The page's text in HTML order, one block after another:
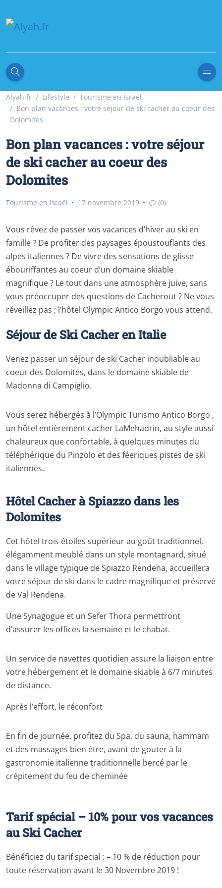
Alyah.fr Lifestyle
Tourisme en Israël
Bon plan vacances : votre séjour de ski cacher au coeur des
Dolomites
Bon plan vacances : votre séjour
de ski cacher au coeur des
Dolomites
Tourisme en Israël 17 novembre 2019 (0)
Vous rêvez de passer vos vacances d’hiver au ski en
famille ? De profiter des paysages époustouflants des
alpes italiennes ? De vivre des sensations de glisse
ébouriffantes au coeur d’un domaine skiable
magnifique ? Le tout dans une atmosphère juive, sans
vous préoccuper des questions de Cacherout ? Ne vous
réveillez pas ; l’hôtel Olympic Antico Borgo vous attend.
Séjour de Ski Cacher en Italie
Venez passer un séjour de ski Cacher inoubliable au
coeur des Dolomites, dans le domaine skiable de
Madonna di Campiglio.
Vous serez hébergés à l’Olympic Turismo Antico Borgo ,
un hôtel entièrement cacher LaMehadrin, au style aussi
chaleureux que confortable, à quelques minutes du
téléphérique du Pinzolo et des féeriques pistes de ski
italiennes.
Hôtel Cacher à Spiazzo dans les
Dolomites
Cet hôtel trois étoiles supérieur au goût traditionnel,
élégamment meublé dans un style montagnard, situé
dans le village typique de Spiazzo Rendena, accueillera
votre séjour de ski dans le cadre magnifique et préservé
de Val Rendena.
Une Synagogue et un Sefer Thora permettront
d’assurer les offices la semaine et le chabat.
Un service de navettes quotidien assure la liaison entre
votre hébergement et le domaine skiable à 6/7 minutes
de distance.
Après l’effort, le réconfort
En fin de journée, profitez du Spa, du sauna, hammam
et des massages bien être, avant de gouter à la
gastronomie italienne traditionnelle bercé par le
crépitement du feu de cheminée
Tarif spécial – 10% pour vos vacances
au Ski Cacher
Bénéficiez du tarif special : – 10 % de réduction pour
toute réservation avant le 30 Novembre 2019 !